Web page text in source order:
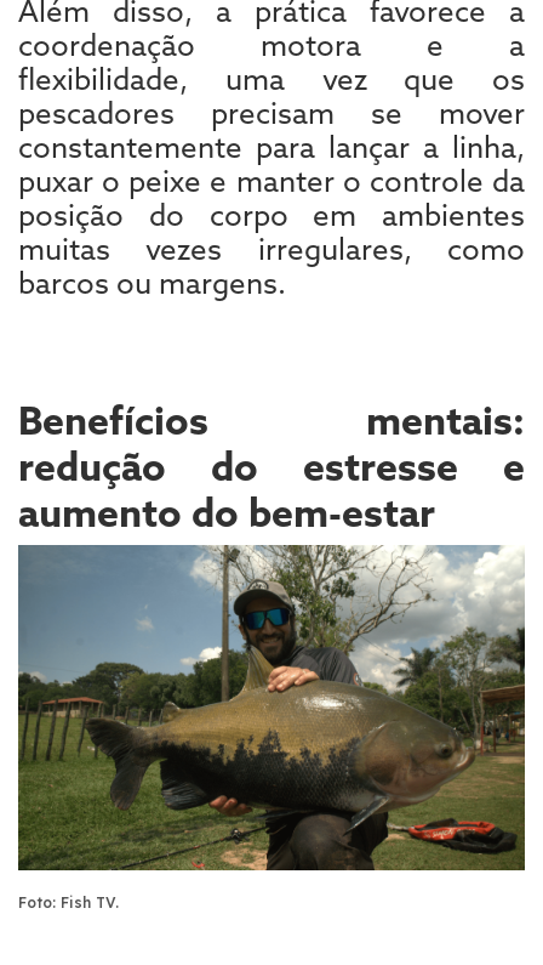
Além disso, a prática favorece a
coordenação motora e a
flexibilidade, uma vez que os
pescadores precisam se mover
constantemente para lançar a linha,
puxar o peixe e manter o controle da
posição do corpo em ambientes
muitas vezes irregulares, como
barcos ou margens.
Benefícios mentais:
redução do estresse e
aumento do bem-estar
Foto: Fish TV.